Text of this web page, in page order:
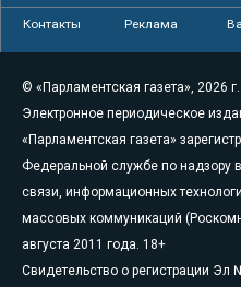
Контакты Реклама
© «Парламентская газета», 2026 г.
Электронное периодическое
«Парламентская газета»
Федеральной службе по надзору
связи, информационных
массовых коммуникаций
августа 2011 года. 18+
Свидетельство о регистрации